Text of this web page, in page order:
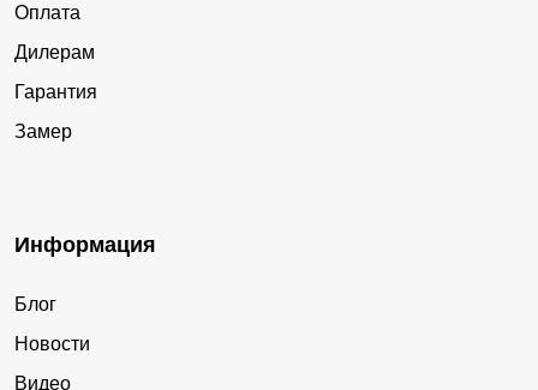
Оплата
Дилерам
Гарантия
Замер
Информация
Блог
Новости
Видео